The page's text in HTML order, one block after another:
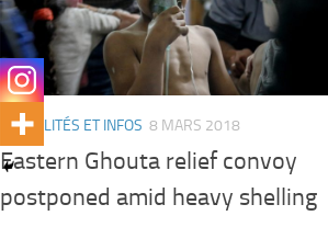
ACTUALITÉS ET INFOS 8 MARS 2018
Eastern Ghouta relief convoy
postponed amid heavy shelling